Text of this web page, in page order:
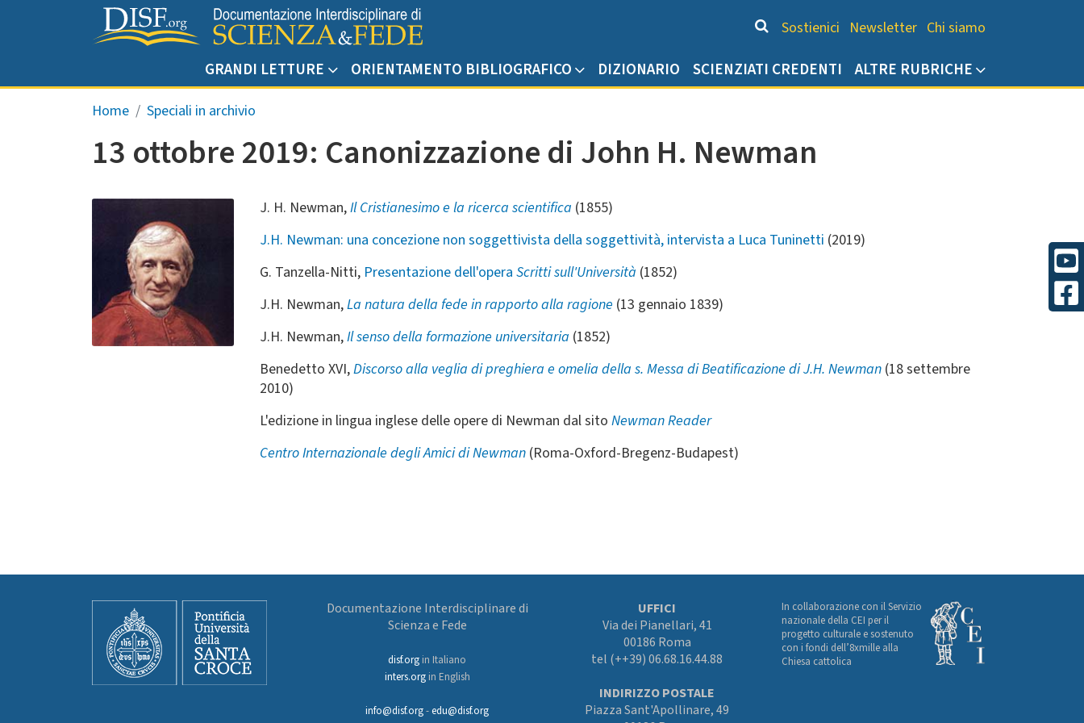
Salta al contenuto principale
Chi siamo
Sostienici Newsletter Chi siamo
GRANDI LETTURE ORIENTAMENTO BIBLIOGRAFICO DIZIONARIO SCIENZIATI CREDENTI ALTRE RUBRICHE
Briciole di pane
Home Speciali in archivio
13 ottobre 2019: Canonizzazione di John H. Newman
J. H. Newman,Il Cristianesimo e la ricerca scientifica (1855)
J.H. Newman: una concezione non soggettivista della soggettività, intervista a Luca Tuninetti (2019)
G. Tanzella-Nitti, Presentazione dell'operaScritti sull'Università (1852)
J.H. Newman,La natura della fede in rapporto alla ragione (13 gennaio 1839)
J.H. Newman,Il senso della formazione universitaria (1852)
Benedetto XVI,Discorso alla veglia di preghiera e omelia della s. Messa di Beatificazione di J.H. Newman (18 settembre
2010)
L'edizione in lingua inglese delle opere di Newman dal sitoNewman Reader
Centro Internazionale degli Amici di Newman (Roma-Oxford-Bregenz-Budapest)
Documentazione Interdisciplinare di
Scienza e Fede
disf.org in Italiano
inters.orgin English
info@disf.org-edu@disf.org
UFFICI
Via dei Pianellari, 41
00186 Roma
tel (++39) 06.68.16.44.88
INDIRIZZO POSTALE
Piazza Sant'Apollinare, 49
In collaborazione con il Servizio
nazionale della CEI per il
progetto culturale e sostenuto
con i fondi dell’8xmille alla
Chiesa cattolica